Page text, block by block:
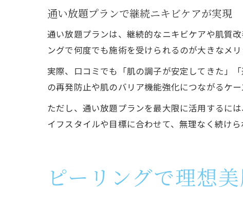
通い放題プランで継続ニキビケアが実現
通い放題プランは、継続的なニキビケアや肌質
ングで何度でも施術を受けられるのが大きなメリ
実際、口コミでも「肌の調子が安定してきた」
の再発防止や肌のバリア機能強化につながるケー
ただし、通い放題プランを最大限に活用するに
イフスタイルや目標に合わせて、無理なく続けら
ピーリングで理想